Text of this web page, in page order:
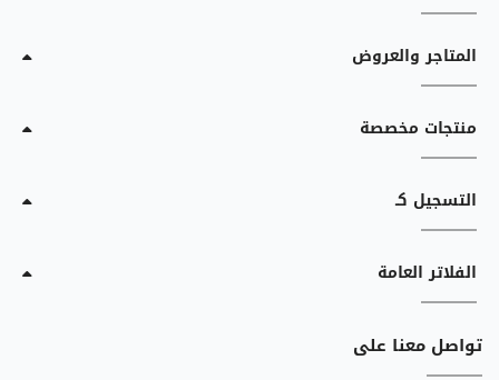
المتاجر والعروض
منتجات مخصصة
التسجيل كـ
الفلاتر العامة
تواصل معنا على